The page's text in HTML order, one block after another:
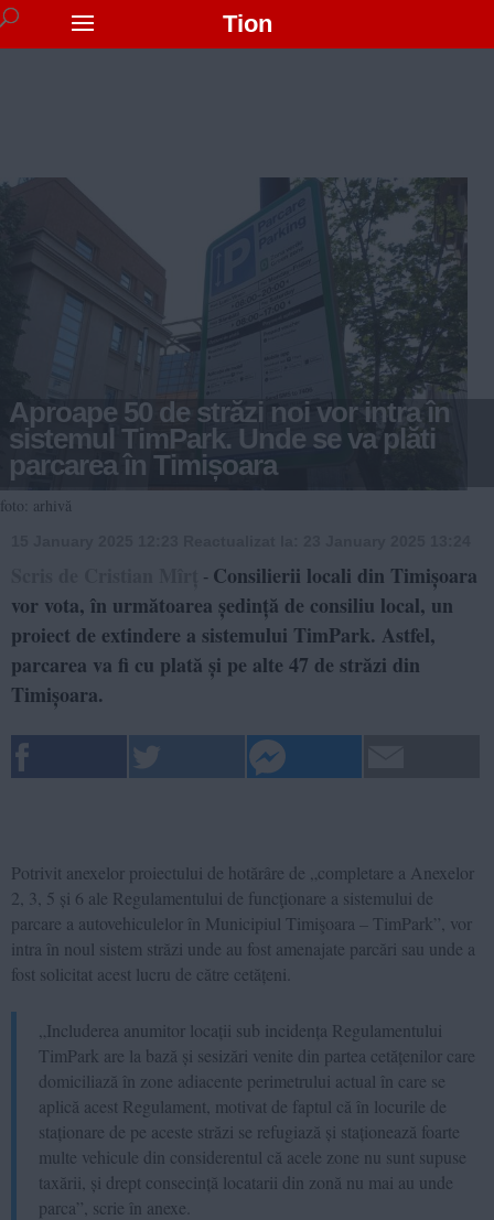
Tion
Aproape 50 de străzi noi vor intra în
sistemul TimPark. Unde se va plăti
parcarea în Timișoara
foto: arhivă
- Consilierii locali din Timișoara
vor vota, în următoarea ședință de consiliu local, un
proiect de extindere a sistemului TimPark. Astfel,
parcarea va fi cu plată și pe alte 47 de străzi din
Timișoara.
Potrivit anexelor proiectului de hotărâre de „completare a Anexelor
2, 3, 5 și 6 ale Regulamentului de funcţionare a sistemului de
parcare a autovehiculelor în Municipiul Timişoara – TimPark”, vor
intra în noul sistem străzi unde au fost amenajate parcări sau unde a
fost solicitat acest lucru de către cetățeni.
„Includerea anumitor locații sub incidența Regulamentului
TimPark are la bază și sesizări venite din partea cetățenilor care
domiciliază în zone adiacente perimetrului actual în care se
aplică acest Regulament, motivat de faptul că în locurile de
staționare de pe aceste străzi se refugiază și staționează foarte
multe vehicule din considerentul că acele zone nu sunt supuse
taxării, și drept consecință locatarii din zonă nu mai au unde
parca”, scrie în anexe.